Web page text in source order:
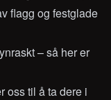
flagg og festglade
– så her er
oss til å ta dere i